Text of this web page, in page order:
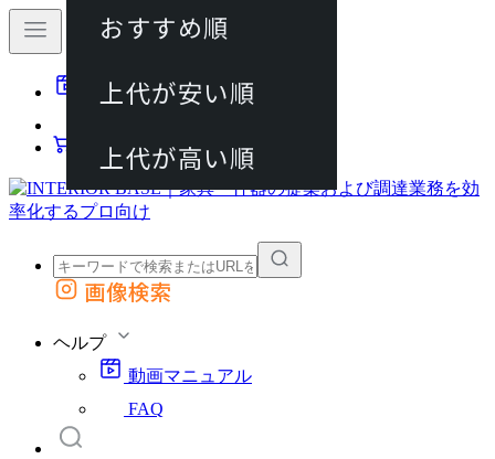
動画マニュアル
カート
外部サイトの商品をカートに追加
画像検索
ヘルプ
動画マニュアル
FAQ
おすすめ順
上代が安い順
上代が高い順